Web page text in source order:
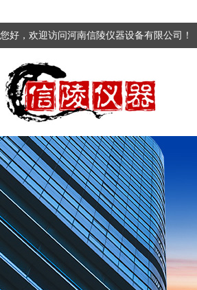
您好，欢迎访问河南信陵仪器设备有限公司！